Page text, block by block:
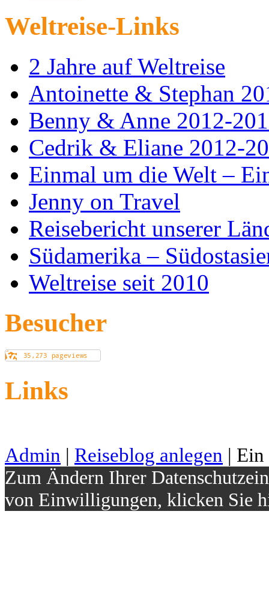
Weltreise-Links
2 Jahre auf Weltreise
Antoinette & Stephan
Benny & Anne 2012-
Cedrik & Eliane 2012-
Einmal um die Welt –
Jenny on Travel
Reisebericht unserer
Südamerika –
Weltreise seit 2010
Besucher
Links
Admin | Reiseblog anlegen |
Zum Ändern Ihrer
von Einwilligungen, klicken Sie